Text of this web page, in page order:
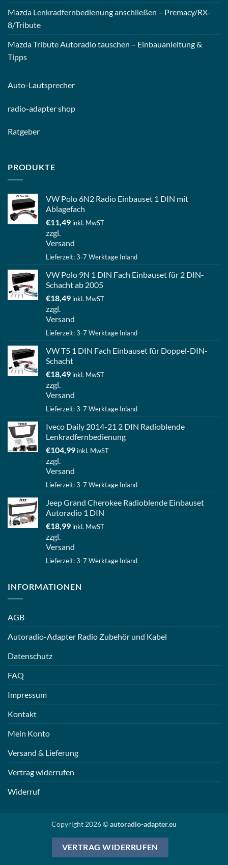
Mazda Lenkradfernbedienung anschließen – Premacy/RX-
8/Tribute
Mazda Tribute Autoradio tauschen – Einbauanleitung &
Tipps
Auto-Lautsprecher
radio-adapter shop
Ratgeber
PRODUKTE
VW Polo 6N2 Radio Einbauset 1 DIN mit
Ablagefach
€11,49 inkl. MwST
zzgl.
Versand
Lieferzeit: 3-7 Werktage Inland
VW Polo 9N 1 DIN Fach Einbauset für 2 DIN-
Schacht ab 2005
€18,49 inkl. MwST
zzgl.
Versand
Lieferzeit: 3-7 Werktage Inland
VW T5 1 DIN Fach Einbauset für Doppel-DIN-
Schacht
€18,49 inkl. MwST
zzgl.
Versand
Lieferzeit: 3-7 Werktage Inland
Iveco Daily 2014-21 2 DIN Radioblende
Lenkradfernbedienung
€104,99 inkl. MwST
zzgl.
Versand
Lieferzeit: 3-7 Werktage Inland
Jeep Grand Cherokee Radioblende Einbauset
Autoradio 1 DIN
€18,99 inkl. MwST
zzgl.
Versand
Lieferzeit: 3-7 Werktage Inland
INFORMATIONEN
AGB
Autoradio-Adapter Radio Zubehör und Kabel
Datenschutz
FAQ
Impressum
Kontakt
Mein Konto
Versand & Lieferung
Vertrag widerrufen
Widerruf
Copyright 2026 ©autoradio-adapter.eu
VERTRAG WIDERRUFEN